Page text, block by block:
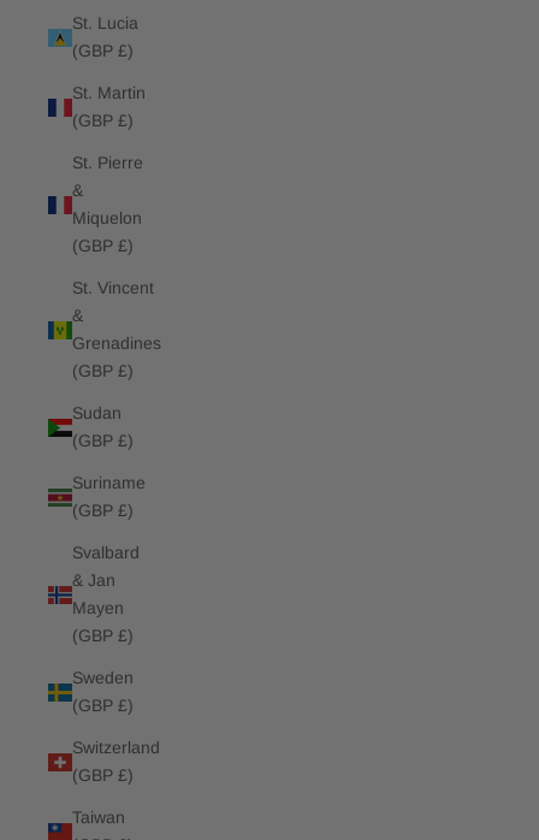
St. Lucia
(GBP £)
St. Martin
(GBP £)
St. Pierre
&
Miquelon
(GBP £)
St. Vincent
&
Grenadines
(GBP £)
Sudan
(GBP £)
Suriname
(GBP £)
Svalbard
& Jan
Mayen
(GBP £)
Sweden
(GBP £)
Switzerland
(GBP £)
Taiwan